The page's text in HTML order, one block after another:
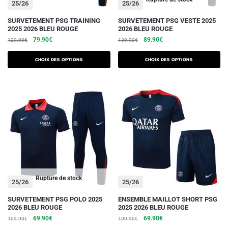
25/26
SURVETEMENT PSG TRAINING
2025 2026 BLEU ROUGE
129.90€
Le
initial
était :
79.90€Le
actuel
est :
Choix des options
Ce
produit
a
plusieurs
variations.
peuvent
être
choisies
page
du
25/26
SURVETEMENT PSG VESTE 2025
2026 BLEU ROUGE
139.90€
Le
initial
était :
89.90€Le
actuel
est :
Choix des options
Ce
produit
a
plusieurs
variations.
options
peuvent
être
choisies
page
du
Rupture de stock
25/26
SURVETEMENT PSG POLO 2025
2026 BLEU ROUGE
109.90€
Le
69.90€Le
Ce
produit
a
25/26
ENSEMBLE MAILLOT SHORT PSG
2025 2026 BLEU ROUGE
109.90€
Le
69.90€Le
Ce
produit
a